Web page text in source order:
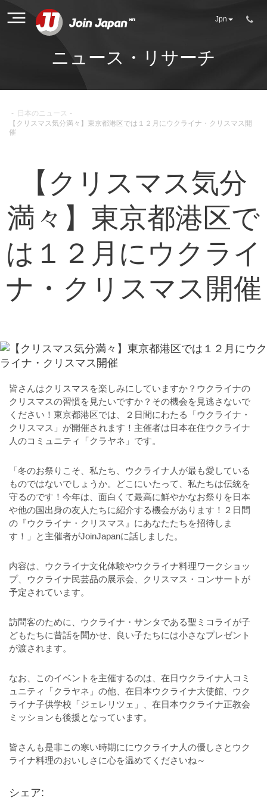
Jpn
ニュース・リサーチ
- 日本のニュース -
【クリスマス気分満々】東京都港区では１２月にウクライナ・クリスマス開
催
【クリスマス気分
満々】東京都港区で
は１２月にウクライ
ナ・クリスマス開催
皆さんはクリスマスを楽しみにしていますか？ウクライナの
クリスマスの習慣を見たいですか？その機会を見逃さないで
ください！東京都港区では、２日間にわたる「ウクライナ・
クリスマス」が開催されます！主催者は日本在住ウクライナ
人のコミュニティ「クラヤネ」です。
「冬のお祭りこそ、私たち、ウクライナ人が最も愛している
ものではないでしょうか。どこにいたって、私たちは伝統を
守るのです！今年は、面白くて最高に鮮やかなお祭りを日本
や他の国出身の友人たちに紹介する機会があります！２日間
の『ウクライナ・クリスマス』にあなたたちを招待しま
す！」と主催者がJoinJapanに話しました。
内容は、ウクライナ文化体験やウクライナ料理ワークショッ
プ、ウクライナ民芸品の展示会、クリスマス・コンサートが
予定されています。
訪問客のために、ウクライナ・サンタである聖ミコライが子
どもたちに昔話を聞かせ、良い子たちには小さなプレゼント
が渡されます。
なお、このイベントを主催するのは、在日ウクライナ人コミ
ュニティ「クラヤネ」の他、在日本ウクライナ大使館、ウク
ライナ子供学校「ジェレリツェ」、在日本ウクライナ正教会
ミッションも後援となっています。
皆さんも是非この寒い時期ににウクライナ人の優しさとウク
ライナ料理のおいしさに心を温めてくださいね～
シェア: